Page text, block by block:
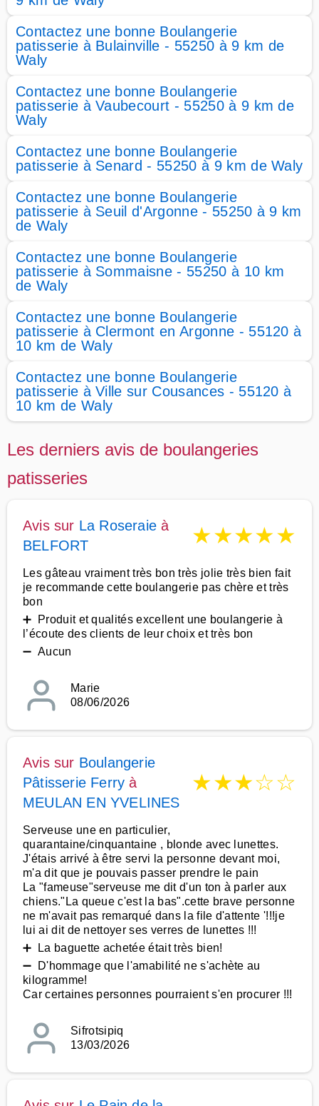
Contactez une bonne Boulangerie
patisserie à Bulainville - 55250 à 9 km de
Waly
Contactez une bonne Boulangerie
patisserie à Vaubecourt - 55250 à 9 km de
Waly
Contactez une bonne Boulangerie
patisserie à Senard - 55250 à 9 km de Waly
Contactez une bonne Boulangerie
patisserie à Seuil d'Argonne - 55250 à 9 km
de Waly
Contactez une bonne Boulangerie
patisserie à Sommaisne - 55250 à 10 km
de Waly
Contactez une bonne Boulangerie
patisserie à Clermont en Argonne - 55120 à
10 km de Waly
Contactez une bonne Boulangerie
patisserie à Ville sur Cousances - 55120 à
10 km de Waly
Les derniers avis de boulangeries
patisseries
Avis sur La Roseraie à
BELFORT
★★★★★
Les gâteau vraiment très bon très jolie très bien fait
je recommande cette boulangerie pas chère et très
bon
➕ Produit et qualités excellent une boulangerie à
l’écoute des clients de leur choix et très bon
➖ Aucun
Marie
08/06/2026
Avis sur Boulangerie
Pâtisserie Ferry à
MEULAN EN YVELINES
★★★☆☆
Serveuse une en particulier,
quarantaine/cinquantaine , blonde avec lunettes.
J'étais arrivé à être servi la personne devant moi,
m'a dit que je pouvais passer prendre le pain
La "fameuse"serveuse me dit d'un ton à parler aux
chiens."La queue c'est la bas".cette brave personne
ne m'avait pas remarqué dans la file d'attente '!!!je
lui ai dit de nettoyer ses verres de lunettes !!!
➕ La baguette achetée était très bien!
➖ D'hommage que l'amabilité ne s'achète au
kilogramme!
Car certaines personnes pourraient s'en procurer !!!
Sifrotsipiq
13/03/2026